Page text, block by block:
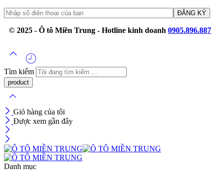
© 2025 - Ô tô Miền Trung - Hotline kinh doanh 0905.896.887
Tìm kiếm
Giỏ hàng của tôi
Được xem gần đây
Danh mục